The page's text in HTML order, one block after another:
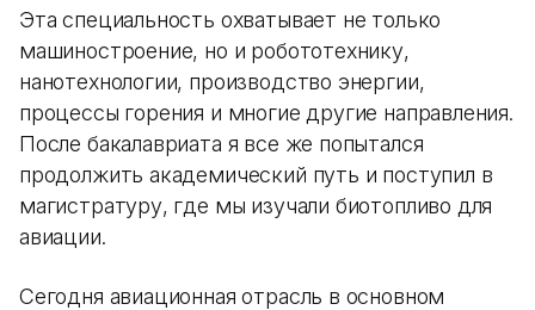
Эта специальность охватывает не только
машиностроение, но и робототехнику,
нанотехнологии, производство энергии,
процессы горения и многие другие направления.
После бакалавриата я все же попытался
продолжить академический путь и поступил в
магистратуру, где мы изучали биотопливо для
авиации.
Сегодня авиационная отрасль в основном